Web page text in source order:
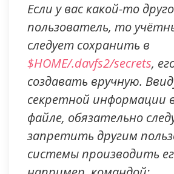
Если у вас какой-то
пользователь, то
следует сохранить в
$HOME/.davfs2/secrets,
создавать вручную.
секретной информации
файле, обязательно
запретить другим
системы производить